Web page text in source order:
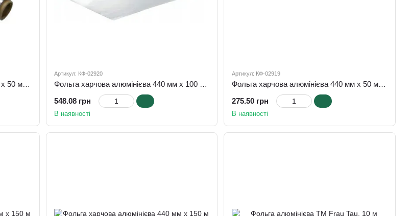
Фольга харчова алюмінієва 280 мм х 50 м х 9 мкм
Артикул: КФ-02920
Фольга харчова алюмінієва 440 мм х 100 м х 10 мкм
548.08 грн
В наявності
Артикул: КФ-02919
Фольга харчова алюмінієва 440 мм х 50 м х 10 мкм
275.50 грн
В наявності